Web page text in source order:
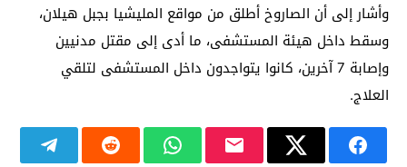
وأشار إلى أن الصاروخ أطلق من مواقع المليشيا بجبل هيلان،
وسقط داخل هيئة المستشفى، ما أدى إلى مقتل مدنيين
وإصابة 7 آخرين، كانوا يتواجدون داخل المستشفى لتلقي
العلاج.